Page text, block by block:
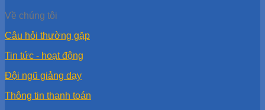
Về chúng tôi
Câu hỏi thường gặp
Tin tức - hoạt động
Đội ngũ giảng dạy
Thông tin thanh toán